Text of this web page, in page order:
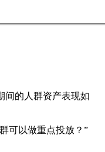
间的人群资产表现如
可以做重点投放？”